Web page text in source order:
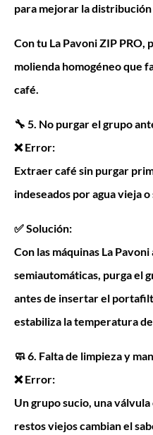
para mejorar la
Con tu La Pavoni ZIP PRO,
molienda homogéneo que
café.
🔧 5. No purgar el grupo
❌ Error:
Extraer café sin purgar
indeseados por agua vieja
✅ Solución:
Con las máquinas La
semiautomáticas, purga el
antes de insertar el
estabiliza la temperatura
🧼 6. Falta de limpieza y
❌ Error:
Un grupo sucio, una
restos viejos cambian el